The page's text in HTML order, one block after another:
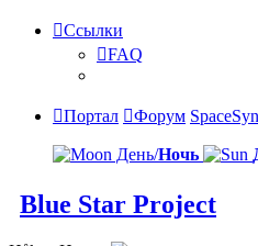
Ссылки
FAQ
Портал Форум
День/Ночь
Blue Star Project